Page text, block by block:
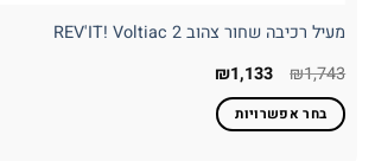
מעיל רכיבה שחור צהוב REV'IT! Voltiac 2
₪1,743 המחיר
המקורי
היה:
₪1,743.
₪1,133
בחר אפשרויות